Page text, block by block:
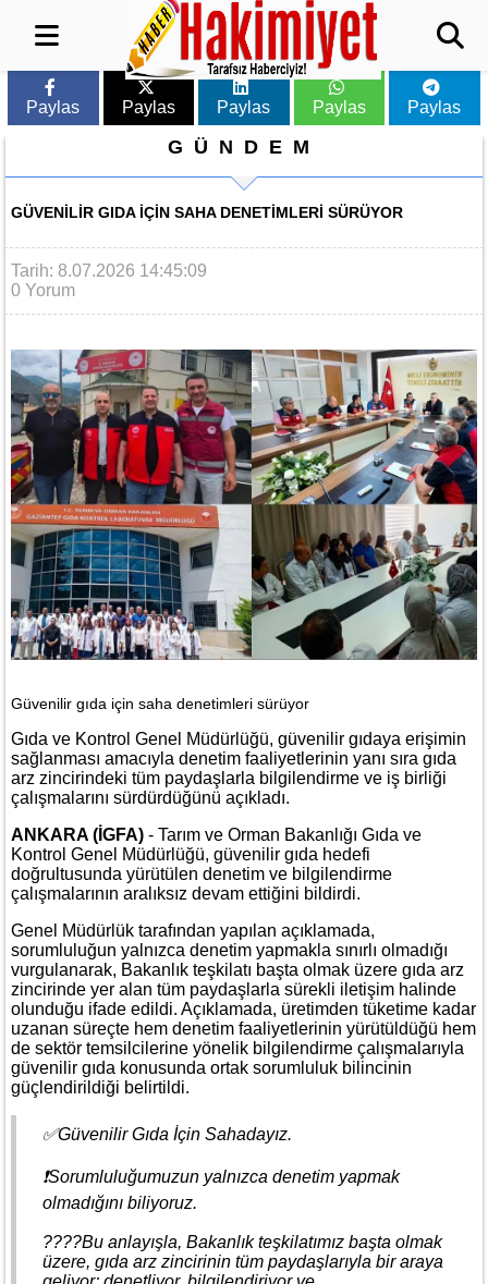
Paylas Paylas Paylas Paylas Paylas
GÜNDEM
GÜVENILIR GIDA IÇIN SAHA DENETIMLERI SÜRÜYOR
Tarih: 8.07.2026 14:45:09
0 Yorum
Güvenilir gıda için saha denetimleri sürüyor
Gıda ve Kontrol Genel Müdürlüğü, güvenilir gıdaya erişimin
sağlanması amacıyla denetim faaliyetlerinin yanı sıra gıda
arz zincirindeki tüm paydaşlarla bilgilendirme ve iş birliği
çalışmalarını sürdürdüğünü açıkladı.
ANKARA (İGFA) - Tarım ve Orman Bakanlığı Gıda ve
Kontrol Genel Müdürlüğü, güvenilir gıda hedefi
doğrultusunda yürütülen denetim ve bilgilendirme
çalışmalarının aralıksız devam ettiğini bildirdi.
Genel Müdürlük tarafından yapılan açıklamada,
sorumluluğun yalnızca denetim yapmakla sınırlı olmadığı
vurgulanarak, Bakanlık teşkilatı başta olmak üzere gıda arz
zincirinde yer alan tüm paydaşlarla sürekli iletişim halinde
olunduğu ifade edildi. Açıklamada, üretimden tüketime kadar
uzanan süreçte hem denetim faaliyetlerinin yürütüldüğü hem
de sektör temsilcilerine yönelik bilgilendirme çalışmalarıyla
güvenilir gıda konusunda ortak sorumluluk bilincinin
güçlendirildiği belirtildi.
✅Güvenilir Gıda İçin Sahadayız.
❗Sorumluluğumuzun yalnızca denetim yapmak
olmadığını biliyoruz.
????Bu anlayışla, Bakanlık teşkilatımız başta olmak
üzere, gıda arz zincirinin tüm paydaşlarıyla bir araya